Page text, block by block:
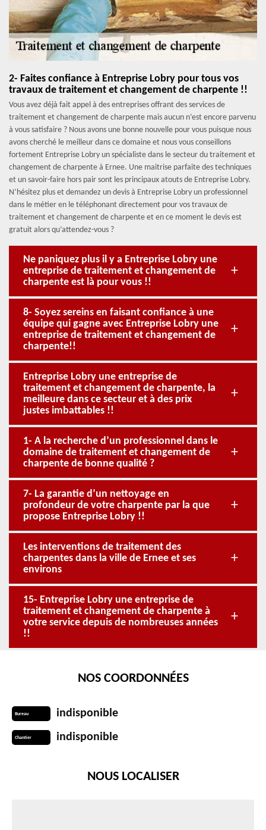
2- Faites confiance à Entreprise Lobry pour tous vos
travaux de traitement et changement de charpente !!
Vous avez déjà fait appel à des entreprises offrant des services de
traitement et changement de charpente mais aucun n’est encore parvenu
à vous satisfaire ? Nous avons une bonne nouvelle pour vous puisque nous
avons cherché le meilleur dans ce domaine et nous vous conseillons
fortement Entreprise Lobry un spécialiste dans le secteur du traitement et
changement de charpente à Ernee. Une maitrise parfaite des techniques
et un savoir-faire hors pair sont les principaux atouts de Entreprise Lobry.
N’hésitez plus et demandez un devis à Entreprise Lobry un professionnel
dans le métier en le téléphonant directement pour vos travaux de
traitement et changement de charpente et en ce moment le devis est
gratuit alors qu’attendez-vous ?
Ne paniquez plus il y a Entreprise Lobry une
entreprise de traitement et changement de
charpente est là pour vous !!
8- Soyez sereins en faisant confiance à une
équipe qui gagne avec Entreprise Lobry une
entreprise de traitement et changement de
charpente!!
Entreprise Lobry une entreprise de
traitement et changement de charpente, la
meilleure dans ce secteur et à des prix
justes imbattables !!
1- A la recherche d’un professionnel dans le
domaine de traitement et changement de
charpente de bonne qualité ?
7- La garantie d’un nettoyage en
profondeur de votre charpente par la que
propose Entreprise Lobry !!
Les interventions de traitement des
charpentes dans la ville de Ernee et ses
environs
15- Entreprise Lobry une entreprise de
traitement et changement de charpente à
votre service depuis de nombreuses années
!!
NOS COORDONNÉES
Bureau indisponible
Chantier indisponible
NOUS LOCALISER